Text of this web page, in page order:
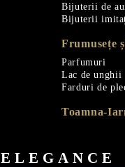
Bijuterii de
Bijuterii
Frumusețe
Parfumuri
Lac de unghii
Farduri de
Toamna-
ELEGANCE